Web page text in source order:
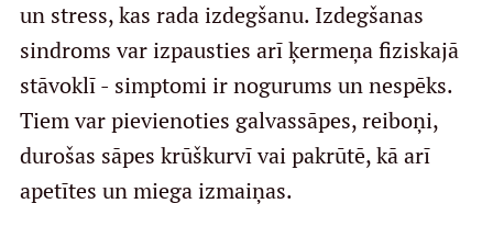
un stress, kas rada izdegšanu. Izdegšanas
sindroms var izpausties arī ķermeņa fiziskajā
stāvoklī - simptomi ir nogurums un nespēks.
Tiem var pievienoties galvassāpes, reiboņi,
durošas sāpes krūškurvī vai pakrūtē, kā arī
apetītes un miega izmaiņas.